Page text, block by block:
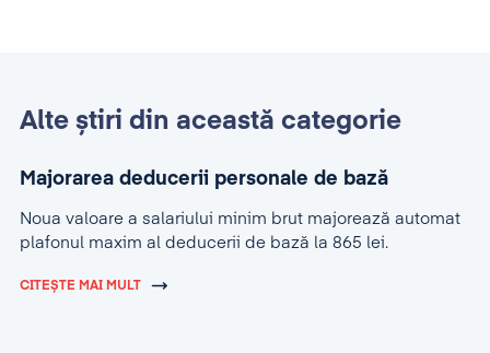
Alte știri din această categorie
Majorarea deducerii personale de bază
Noua valoare a salariului minim brut majorează automat
plafonul maxim al deducerii de bază la 865 lei.
CITEȘTE MAI MULT